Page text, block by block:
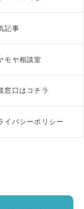
記事
モヤ相談室
窓口はコチラ
イバシーポリシー